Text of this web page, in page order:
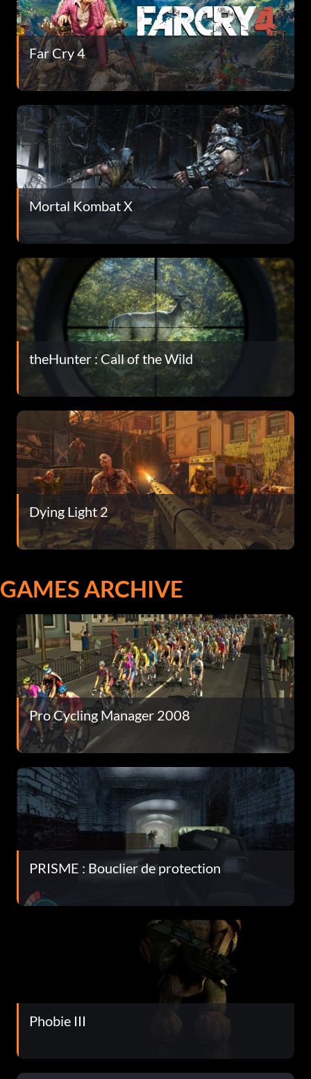
Far Cry 4
Mortal Kombat X
theHunter : Call of the Wild
Dying Light 2
GAMES ARCHIVE
Pro Cycling Manager 2008
PRISME : Bouclier de protection
Phobie III